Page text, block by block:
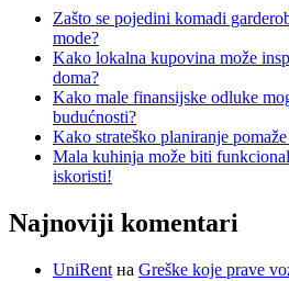
Zašto se pojedini komadi
mode?
Kako lokalna kupovina može
doma?
Kako male finansijske odluke
budućnosti?
Kako strateško planiranje
Mala kuhinja može biti
iskoristi!
Najnoviji komentari
UniRent на Greške koje prave